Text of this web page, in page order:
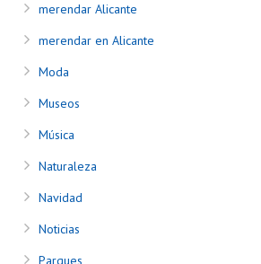
merendar Alicante
merendar en Alicante
Moda
Museos
Música
Naturaleza
Navidad
Noticias
Parques